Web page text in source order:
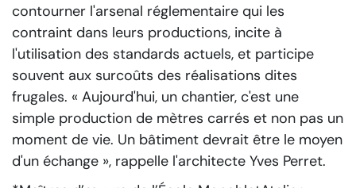
contourner l'arsenal réglementaire qui les
contraint dans leurs productions, incite à
l'utilisation des standards actuels, et participe
souvent aux surcoûts des réalisations dites
frugales. « Aujourd'hui, un chantier, c'est une
simple production de mètres carrés et non pas un
moment de vie. Un bâtiment devrait être le moyen
d'un échange », rappelle l'architecte Yves Perret.